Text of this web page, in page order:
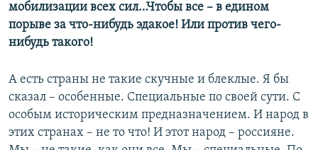
мобилизации всех сил…Чтобы все – в едином
порыве за что-нибудь эдакое! Или против чего-
нибудь такого!
А есть страны не такие скучные и блеклые. Я бы
сказал – особенные. Специальные по своей сути. С
особым историческим предназначением. И народ в
этих странах – не то что! И этот народ – россияне.